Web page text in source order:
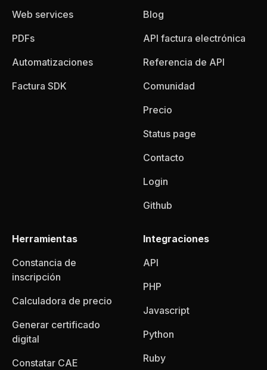
Web services
PDFs
Automatizaciones
Factura SDK
Blog
API factura electrónica
Referencia de API
Comunidad
Precio
Status page
Contacto
Login
Github
Herramientas
Constancia de
inscripción
Calculadora de precio
Generar certificado
digital
Constatar CAE
Integraciones
API
PHP
Javascript
Python
Ruby